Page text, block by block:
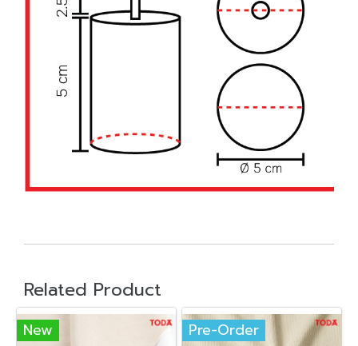
Related Product
New Pre-Order